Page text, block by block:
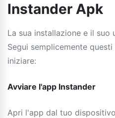
Instander Apk
La sua installazione e il suo
Segui semplicemente
iniziare:
Avviare l'app Instander
Apri l'app dal tuo